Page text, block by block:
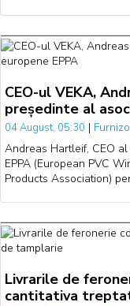
CEO-ul VEKA,
președinte al
04 August, 05:30 |
Andreas Hartleif, CEO
EPPA (European PVC
Products Association)
Livrarile de
cantitativa